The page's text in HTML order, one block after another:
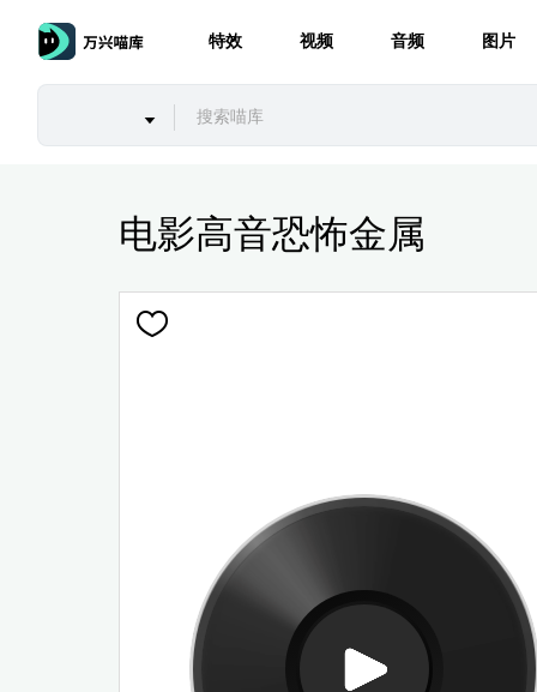
特效 视频 音频 图片
电影高音恐怖金属